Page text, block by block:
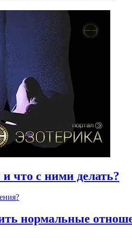
что с ними делать?
нормальные